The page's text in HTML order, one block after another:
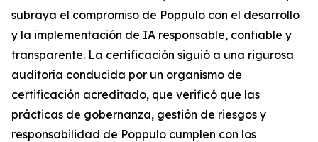
subraya el compromiso de Poppulo con el desarrollo
y la implementación de IA responsable, confiable y
transparente. La certificación siguió a una rigurosa
auditoría conducida por un organismo de
certificación acreditado, que verificó que las
prácticas de gobernanza, gestión de riesgos y
responsabilidad de Poppulo cumplen con los